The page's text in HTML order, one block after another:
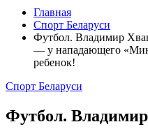
Главная
Спорт Беларуси
Футбол. Владимир
— у нападающего
ребенок!
Спорт Беларуси
Футбол.